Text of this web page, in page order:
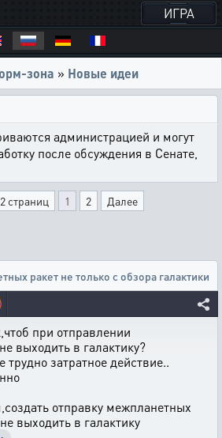
ИГРА
зона » Новые идеи
администрацией и могут
после обсуждения в Сенате,
2 страниц 1 2 Далее
ракет не только с обзора галактики
при отправлении
выходить в галактику?
затратное действие..
отправку межпланетных
выходить в галактику